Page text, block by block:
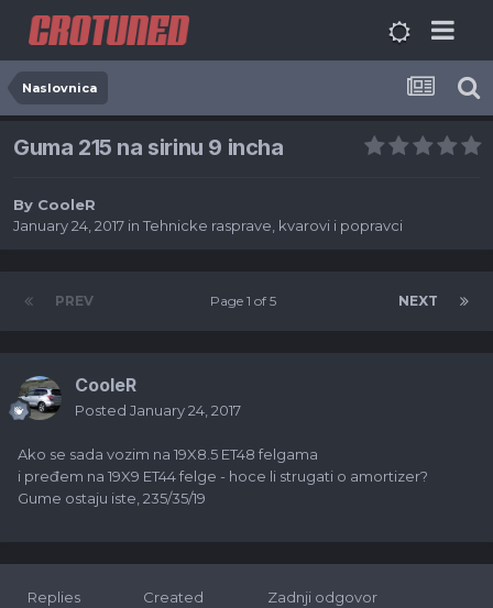
Naslovnica
Guma 215 na sirinu 9 incha
By CooleR
January 24, 2017 in Tehnicke rasprave, kvarovi i popravci
PREV NEXT
Page 1 of 5
CooleR
Posted January 24, 2017
Ako se sada vozim na 19X8.5 ET48 felgama
i pređem na 19X9 ET44 felge - hoce li strugati o amortizer?
Gume ostaju iste, 235/35/19
Replies Created Zadnji odgovor